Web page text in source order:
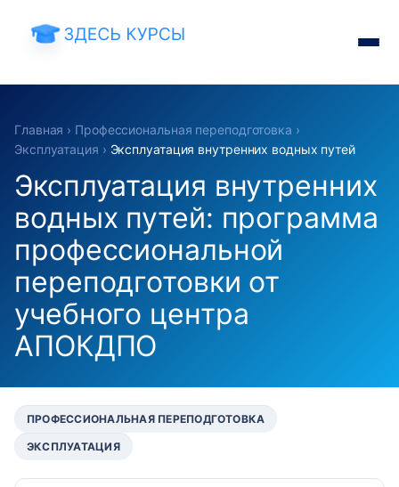
Главная › Профессиональная переподготовка ›
Эксплуатация › Эксплуатация внутренних водных путей
Эксплуатация внутренних
водных путей: программа
профессиональной
переподготовки от
учебного центра
АПОКДПО
ПРОФЕССИОНАЛЬНАЯ ПЕРЕПОДГОТОВКА
ЭКСПЛУАТАЦИЯ